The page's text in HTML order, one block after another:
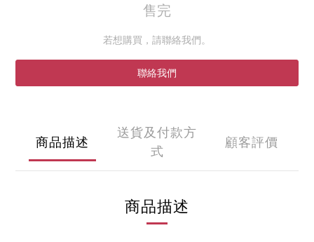
售完
若想購買，請聯絡我們。
聯絡我們
商品描述
送貨及付款方
式
顧客評價
商品描述